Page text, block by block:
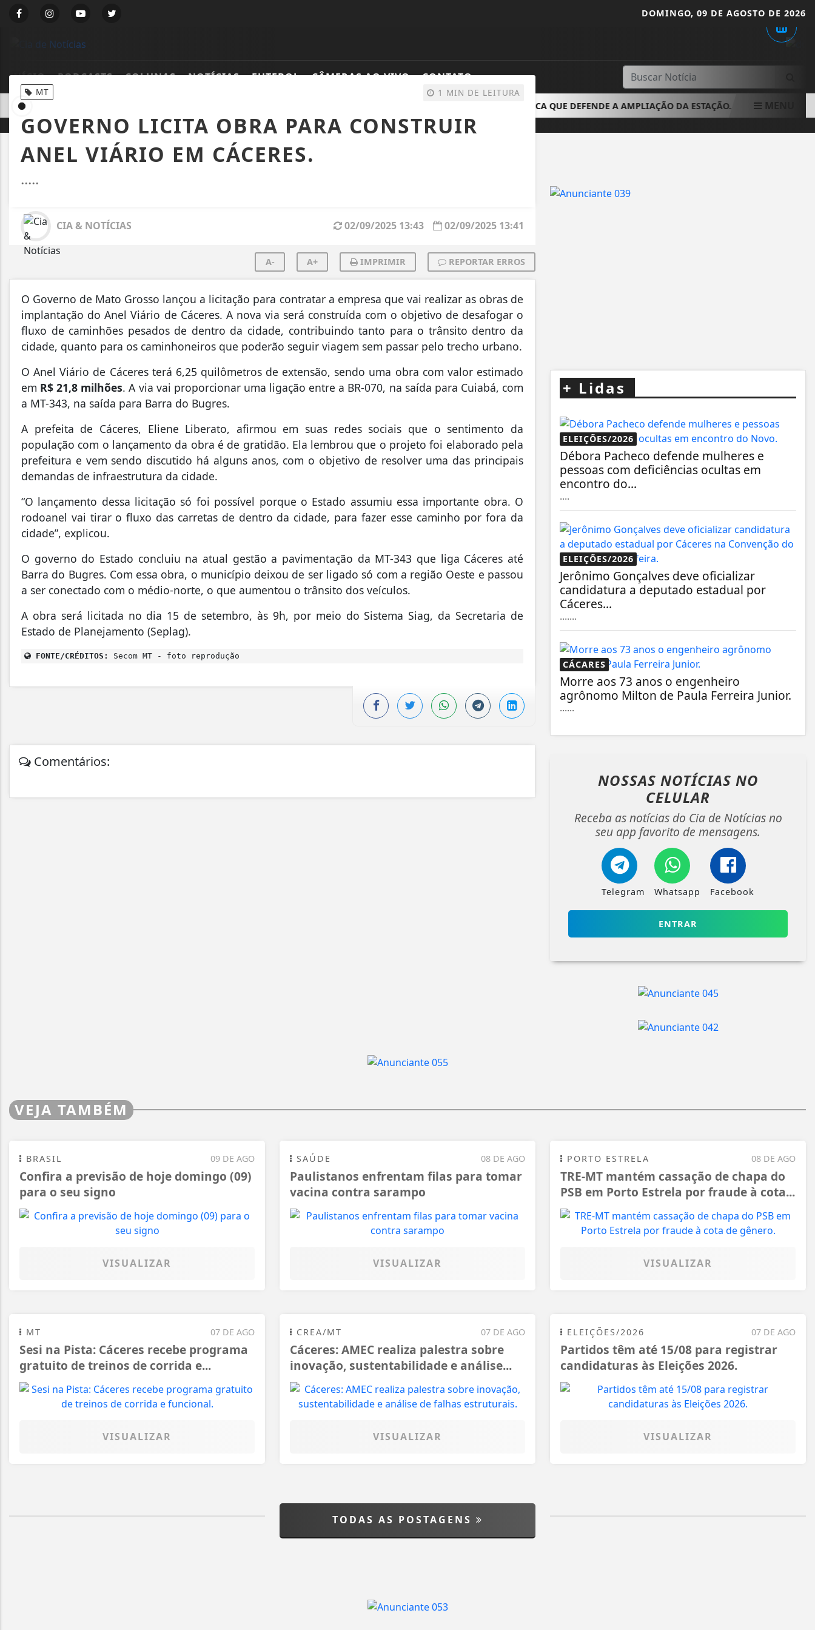
DOMINGO, 09 DE AGOSTO DE 2026
INÍCIO PODCASTS COLUNAS NOTÍCIAS FUTEBOL CÂMERAS AO VIVO CONTATO
DE CONTAS ELEITORAIS POR CANDIDATOS EM 2026 PESQUISADORES DA UNEMAT DIVULGAM NOTA TÉCNICA QUE DEFENDE A AMPLIAÇÃO DA ESTAÇÃO... EM ALTA NAS
MENU
MT 1 MIN DE LEITURA
GOVERNO LICITA OBRA PARA CONSTRUIR
ANEL VIÁRIO EM CÁCERES.
.....
CIA & NOTÍCIAS 02/09/2025 13:41
02/09/2025 13:43
A- A+ IMPRIMIR REPORTAR ERROS
O Governo de Mato Grosso lançou a licitação para contratar a empresa que vai realizar as obras de
implantação do Anel Viário de Cáceres. A nova via será construída com o objetivo de desafogar o
fluxo de caminhões pesados de dentro da cidade, contribuindo tanto para o trânsito dentro da
cidade, quanto para os caminhoneiros que poderão seguir viagem sem passar pelo trecho urbano.
O Anel Viário de Cáceres terá 6,25 quilômetros de extensão, sendo uma obra com valor estimado
em R$ 21,8 milhões. A via vai proporcionar uma ligação entre a BR-070, na saída para Cuiabá, com
a MT-343, na saída para Barra do Bugres.
A prefeita de Cáceres, Eliene Liberato, afirmou em suas redes sociais que o sentimento da
população com o lançamento da obra é de gratidão. Ela lembrou que o projeto foi elaborado pela
prefeitura e vem sendo discutido há alguns anos, com o objetivo de resolver uma das principais
demandas de infraestrutura da cidade.
“O lançamento dessa licitação só foi possível porque o Estado assumiu essa importante obra. O
rodoanel vai tirar o fluxo das carretas de dentro da cidade, para fazer esse caminho por fora da
cidade”, explicou.
O governo do Estado concluiu na atual gestão a pavimentação da MT-343 que liga Cáceres até
Barra do Bugres. Com essa obra, o município deixou de ser ligado só com a região Oeste e passou
a ser conectado com o médio-norte, o que aumentou o trânsito dos veículos.
A obra será licitada no dia 15 de setembro, às 9h, por meio do Sistema Siag, da Secretaria de
Estado de Planejamento (Seplag).
FONTE/CRÉDITOS: Secom MT - foto reprodução
Comentários:
+ Lidas
ELEIÇÕES/2026
Débora Pacheco defende mulheres e
pessoas com deficiências ocultas em
encontro do...
....
ELEIÇÕES/2026
Jerônimo Gonçalves deve oficializar
candidatura a deputado estadual por
Cáceres...
.......
CÁCARES
Morre aos 73 anos o engenheiro
agrônomo Milton de Paula Ferreira Junior.
......
NOSSAS NOTÍCIAS NO
CELULAR
Receba as notícias do Cia de Notícias no
seu app favorito de mensagens.
Telegram Whatsapp Facebook
ENTRAR
VEJA TAMBÉM
09 DE AGO
BRASIL
Confira a previsão de hoje domingo (09)
para o seu signo
VISUALIZAR
08 DE AGO
SAÚDE
Paulistanos enfrentam filas para tomar
vacina contra sarampo
VISUALIZAR
08 DE AGO
PORTO ESTRELA
TRE-MT mantém cassação de chapa do
PSB em Porto Estrela por fraude à cota...
VISUALIZAR
07 DE AGO
MT
Sesi na Pista: Cáceres recebe programa
gratuito de treinos de corrida e...
VISUALIZAR
07 DE AGO
CREA/MT
Cáceres: AMEC realiza palestra sobre
inovação, sustentabilidade e análise...
VISUALIZAR
07 DE AGO
ELEIÇÕES/2026
Partidos têm até 15/08 para registrar
candidaturas às Eleições 2026.
VISUALIZAR
TODAS AS POSTAGENS